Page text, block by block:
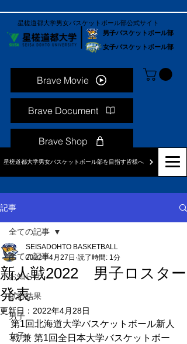
男子バスケットボール部
女子バスケットボール部
星槎道都大学男女バスケットボール部を目指す皆様へ
星槎道都大学男女バスケットボール部公式サイト
Brave Movie
Brave Document
Brave Shop
記事
全ての記事
お知らせ
試合結果
男子
女子
全ての記事
新人戦2022 男子ロスター
発表
SEISADOHTO BASKETBALL
2022年4月27日 読了時間: 1分
更新日： 2022年4月28日
第1回北海道大学バスケットボール新人
戦 兼 第1回全日本大学バスケットボー